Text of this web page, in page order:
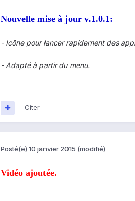
Nouvelle mise à jour v.1.0.1:
- Icône pour lancer rapidement des
- Adapté à partir du menu.
Citer
Posté(e) 10 janvier 2015 (modifié)
Vidéo ajoutée.